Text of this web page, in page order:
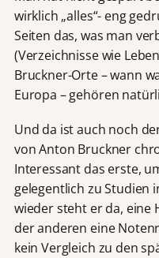
wirklich „alles“- eng
Seiten das, was man
(Verzeichnisse wie
Bruckner-Orte – wann
Europa – gehören
Und da ist auch noch
von Anton Bruckner
Interessant das erste,
gelegentlich zu Studien
wieder steht er da, eine
der anderen eine
kein Vergleich zu den